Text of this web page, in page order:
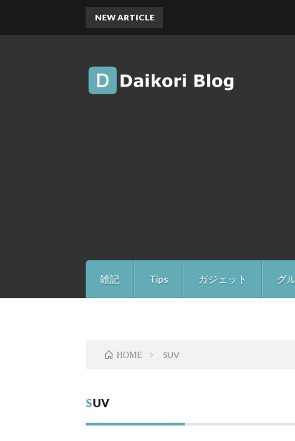
雑記 Tips ガジェット グ
NEW ARTICLE
HOME SUV
SUV